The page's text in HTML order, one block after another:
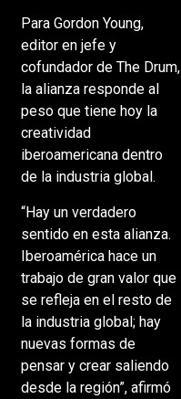
Para Gordon Young,
editor en jefe y
cofundador de The Drum,
la alianza responde al
peso que tiene hoy la
creatividad
iberoamericana dentro
de la industria global.
“Hay un verdadero
sentido en esta alianza.
Iberoamérica hace un
trabajo de gran valor que
se refleja en el resto de
la industria global; hay
nuevas formas de
pensar y crear saliendo
desde la región”, afirmó